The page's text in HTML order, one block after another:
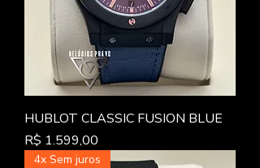
HUBLOT CLASSIC FUSION BLUE
Preço
R$ 1.599,00
4x Sem juros